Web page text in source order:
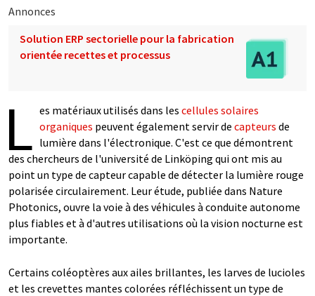
Annonces
Solution ERP sectorielle pour la fabrication
orientée recettes et processus
L es matériaux utilisés dans les cellules solaires
organiques peuvent également servir de capteurs de
lumière dans l'électronique. C'est ce que démontrent
des chercheurs de l'université de Linköping qui ont mis au
point un type de capteur capable de détecter la lumière rouge
polarisée circulairement. Leur étude, publiée dans Nature
Photonics, ouvre la voie à des véhicules à conduite autonome
plus fiables et à d'autres utilisations où la vision nocturne est
importante.
Certains coléoptères aux ailes brillantes, les larves de lucioles
et les crevettes mantes colorées réfléchissent un type de